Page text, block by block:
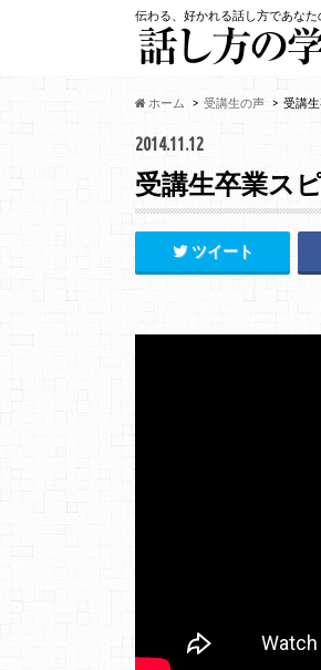
伝わる、好かれる話し方であなた
ホーム 受講生の声 受講
2014.11.12
受講生卒業ス
ツイート